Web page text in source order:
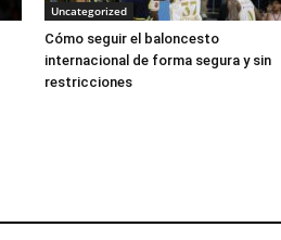
Uncategorized
Cómo seguir el baloncesto
internacional de forma segura y sin
restricciones